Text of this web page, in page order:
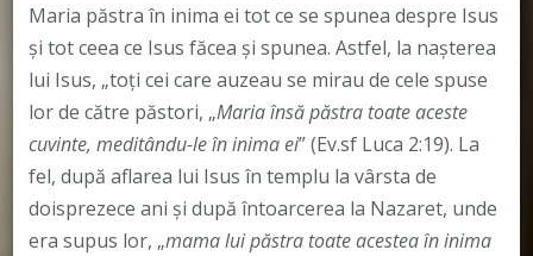
Maria păstra în inima ei tot ce se spunea despre Isus
şi tot ceea ce Isus făcea şi spunea. Astfel, la naşterea
lui Isus, „toţi cei care auzeau se mirau de cele spuse
lor de către păstori, „Maria însă păstra toate aceste
cuvinte, meditându-le în inima ei” (Ev.sf Luca 2:19). La
fel, după aflarea lui Isus în templu la vârsta de
doisprezece ani şi după întoarcerea la Nazaret, unde
era supus lor, „mama lui păstra toate acestea în inima